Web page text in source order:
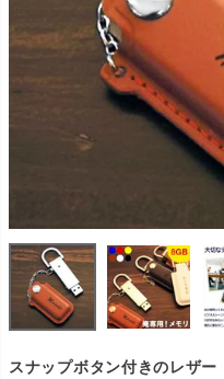
スナップボタン付きのレザ